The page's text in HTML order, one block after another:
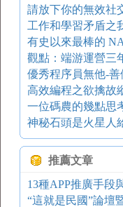
請放下你的無效社
工作和學習矛盾之
有史以來最棒的
觀點：端游運營三
優秀程序員無他-
高效編程之欲擒故
一位碼農的幾點思
神秘石頭是火星人
推薦文章
13種APP推廣手段